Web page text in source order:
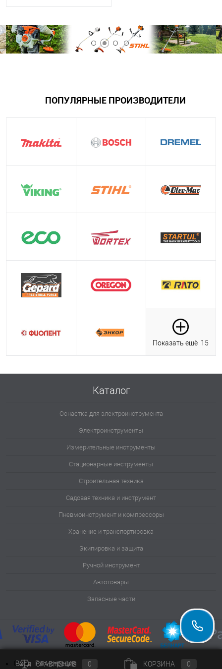
ПОПУЛЯРНЫЕ ПРОИЗВОДИТЕЛИ
Показать ещё 15
Каталог
Оснастка для электроинструмента
Электроинструменты
Измерительные инструменты
Стационарные инструменты
Строительная техника
Садовая техника и инструмент
Пневмоинструмент и компрессоры
Хранение и транспортировка
Экипировка и защита
Ручной инструмент
Автотовары
Запасные части
0 СРАВНЕНИЕ 0
Вход Регистрация КОРЗИНА 0